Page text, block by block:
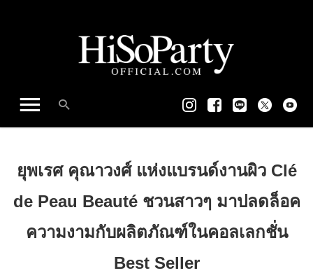
ยุพเรศ คุณาวงศ์ แห่งแบรนด์งานผิว Clé
de Peau Beauté ชวนสาวๆ มาปลดล็อค
ความงามกับผลิตภัณฑ์ในคอลเลกชั่น
Best Seller